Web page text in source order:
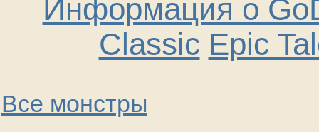
Информация о
Classic Epic
Все монстры